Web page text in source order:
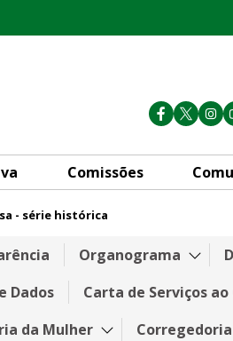
Comissões
- série histórica
Organograma
Dados Carta de Serviços
da Mulher Corregedoria